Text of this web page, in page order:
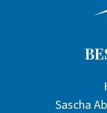
Sascha